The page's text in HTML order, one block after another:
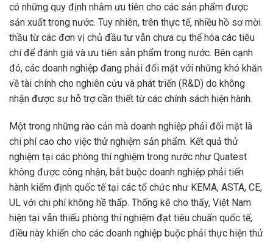
có những quy định nhằm ưu tiên cho các sản phẩm được
sản xuất trong nước. Tuy nhiên, trên thực tế, nhiều hồ sơ mời
thầu từ các đơn vị chủ đầu tư vẫn chưa cụ thể hóa các tiêu
chí để đánh giá và ưu tiên sản phẩm trong nước. Bên cạnh
đó, các doanh nghiệp đang phải đối mặt với những khó khăn
về tài chính cho nghiên cứu và phát triển (R&D) do không
nhận được sự hỗ trợ cần thiết từ các chính sách hiện hành.
Một trong những rào cản mà doanh nghiệp phải đối mặt là
chi phí cao cho việc thử nghiệm sản phẩm. Kết quả thử
nghiệm tại các phòng thí nghiệm trong nước như Quatest
không được công nhận, bắt buộc doanh nghiệp phải tiến
hành kiểm định quốc tế tại các tổ chức như KEMA, ASTA, CE,
UL với chi phí không hề thấp. Thống kê cho thấy, Việt Nam
hiện tại vẫn thiếu phòng thí nghiệm đạt tiêu chuẩn quốc tế,
điều này khiến cho các doanh nghiệp buộc phải thực hiện thử